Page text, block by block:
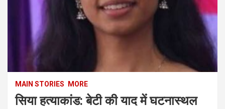
MAIN STORIES MORE
सिया हत्याकांड: बेटी की याद में घटनास्थल